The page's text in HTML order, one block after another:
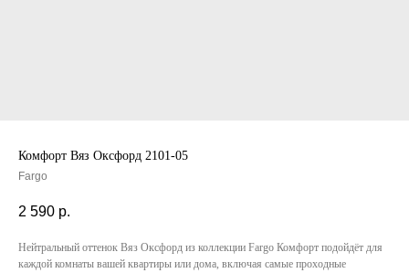
Комфорт Вяз Оксфорд 2101-05
Fargo
2 590 р.
Нейтральный оттенок Вяз Оксфорд из коллекции Fargo Комфорт подойдёт для
каждой комнаты вашей квартиры или дома, включая самые проходные